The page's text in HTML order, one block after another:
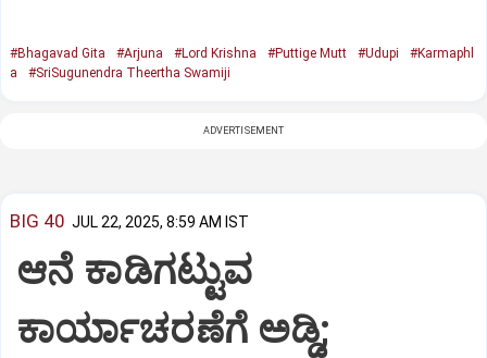
#Bhagavad Gita #Arjuna #Lord Krishna #Puttige Mutt #Udupi
#Karmaphl
a
#SriSugunendra Theertha Swamiji
ADVERTISEMENT
BIG 40 JUL 22, 2025, 8:59 AM IST
ಆನೆ ಕಾಡಿಗಟ್ಟುವ
ಕಾರ್ಯಾಚರಣೆಗೆ ಅಡ್ಡಿ;